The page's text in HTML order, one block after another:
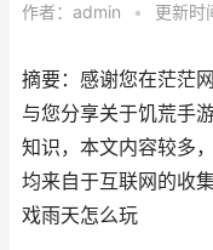
作者： admin • 更新时
摘要：感谢您在茫茫
与您分享关于饥荒手
知识，本文内容较多
均来自于互联网的收
戏雨天怎么玩